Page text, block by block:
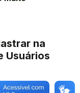
na
Usuários
se: